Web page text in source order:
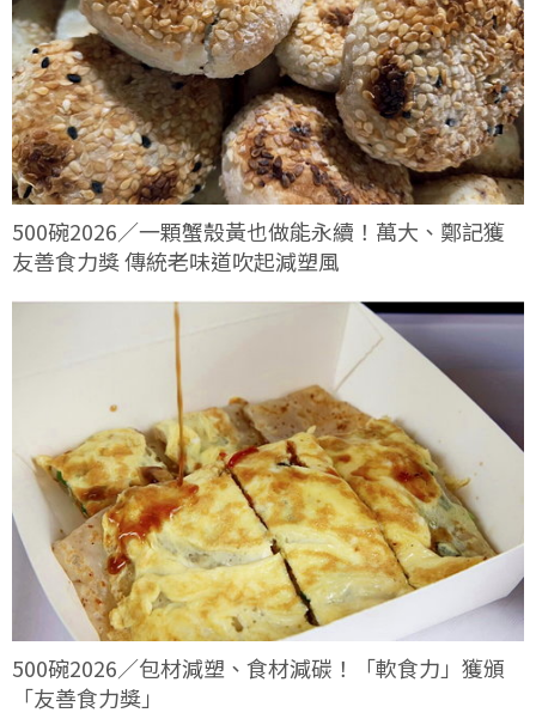
500碗2026／一顆蟹殼黃也做能永續！萬大、鄭記獲
友善食力獎 傳統老味道吹起減塑風
500碗2026／包材減塑、食材減碳！「軟食力」獲頒
「友善食力獎」